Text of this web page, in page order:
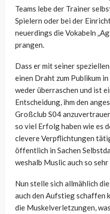
Teams lebe der Trainer
Spielern oder bei der
neuerdings die Vokabeln
prangen.
Dass er mit seiner
einen Draht zum Publikum
weder überraschen und ist
Entscheidung, ihm den
Großclub S04
so viel Erfolg haben wie es
clevere Verpflichtungen
öffentlich in Sachen
weshalb Muslic auch so
Nun stelle sich allmählich
auch den Aufstieg schaffen
die Muskelverletzungen,